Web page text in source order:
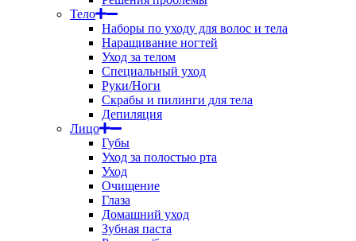
Тело
Наборы по уходу для волос и тела
Наращивание ногтей
Уход за телом
Специальный уход
Руки/Ноги
Скрабы и пилинги для тела
Депиляция
Лицо
Губы
Уход за полостью рта
Уход
Очищение
Глаза
Домашний уход
Зубная паста